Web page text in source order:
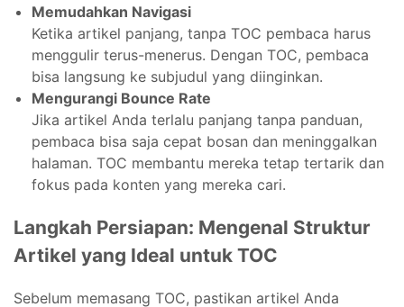
Memudahkan Navigasi
Ketika artikel panjang, tanpa TOC pembaca harus
menggulir terus-menerus. Dengan TOC, pembaca
bisa langsung ke subjudul yang diinginkan.
Mengurangi Bounce Rate
Jika artikel Anda terlalu panjang tanpa panduan,
pembaca bisa saja cepat bosan dan meninggalkan
halaman. TOC membantu mereka tetap tertarik dan
fokus pada konten yang mereka cari.
Langkah Persiapan: Mengenal Struktur
Artikel yang Ideal untuk TOC
Sebelum memasang TOC, pastikan artikel Anda